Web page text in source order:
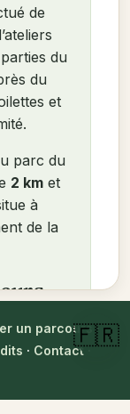
de
du
du
et
parc du
2 kmet
à
de la
un
le
un parcours·
· Contact·
🇫🇷